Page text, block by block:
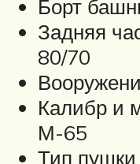
Борт
Задняя
80/70
Калибр и
М-65
Тип пушки